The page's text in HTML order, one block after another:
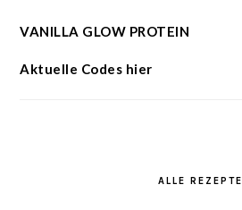
VANILLA GLOW PROTEIN
Aktuelle Codes hier
ALLE REZEPTE